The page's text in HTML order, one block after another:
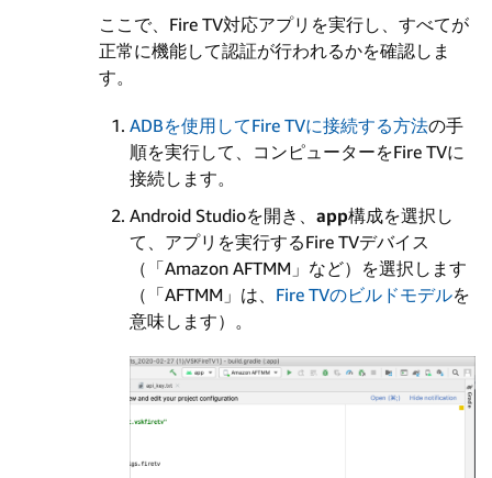
ここで、Fire TV対応アプリを実行し、すべてが
正常に機能して認証が行われるかを確認しま
す。
ADBを使用してFire TVに接続する方法の手
順を実行して、コンピューターをFire TVに
接続します。
Android Studioを開き、 app構成を選択し
て、アプリを実行するFire TVデバイス
（「Amazon AFTMM」など）を選択します
（「AFTMM」は、 Fire TVのビルドモデルを
意味します）。